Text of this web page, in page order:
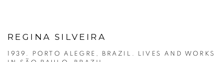
REGINA SILVEIRA
1939. PORTO ALEGRE, BRAZIL. LIVES AND WORKS